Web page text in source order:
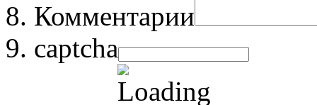
Комментарии
captcha